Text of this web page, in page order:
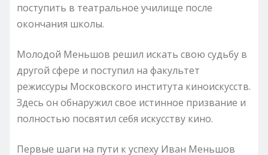
поступить в театральное училище после
окончания школы.
Молодой Меньшов решил искать свою судьбу в
другой сфере и поступил на факультет
режиссуры Московского института киноискусств.
Здесь он обнаружил свое истинное призвание и
полностью посвятил себя искусству кино.
Первые шаги на пути к успеху Иван Меньшов